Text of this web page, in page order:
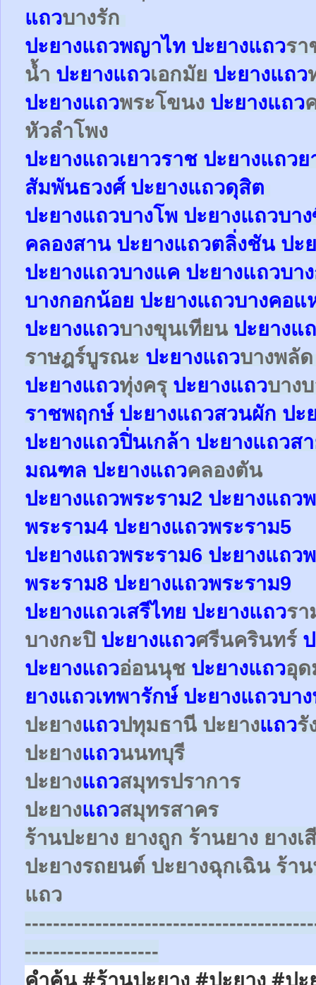
แถวบางรัก
ปะยางแถวพญาไท ปะยางแถวรา
น้ำ ปะยางแถวเอกมัย ปะยางแถว
ปะยางแถวพระโขนง ปะยางแถว
หัวลำโพง
ปะยางแถวเยาวราช ปะยางแถวย
สัมพันธวงศ์ ปะยางแถวดุสิต
ปะยางแถวบางโพ ปะยางแถวบา
คลองสาน ปะยางแถวตลิ่งชัน ปะ
ปะยางแถวบางแค ปะยางแถวบา
บางกอกน้อย ปะยางแถวบางคอแ
ปะยางแถวบางขุนเทียน ปะยางแ
ราษฎร์บูรณะ ปะยางแถวบางพลั
ปะยางแถวทุ่งครุ ปะยางแถวบาง
ราชพฤกษ์ ปะยางแถวสวนผัก ปะ
ปะยางแถวปิ่นเกล้า ปะยางแถวส
มณฑล ปะยางแถวคลองตัน
ปะยางแถวพระราม2 ปะยางแถว
พระราม4 ปะยางแถวพระราม5
ปะยางแถวพระราม6 ปะยางแถว
พระราม8 ปะยางแถวพระราม9
ปะยางแถวเสรีไทย ปะยางแถวร
บางกะปิ ปะยางแถวศรีนครินทร์
ปะยางแถวอ่อนนุช ปะยางแถวอุ
ยางแถวเทพารักษ์ ปะยางแถวบา
ปะยางแถวปทุมธานี ปะยางแถวรั
ปะยางแถวนนทบุรี
ปะยางแถวสมุทรปราการ
ปะยางแถวสมุทรสาคร
ร้านปะยาง ยางถูก ร้านยาง ยางเ
ปะยางรถยนต์ ปะยางฉุกเฉิน ร้า
แถว
-------------------
คำค้น #ร้านปะยาง #ปะยาง #ป